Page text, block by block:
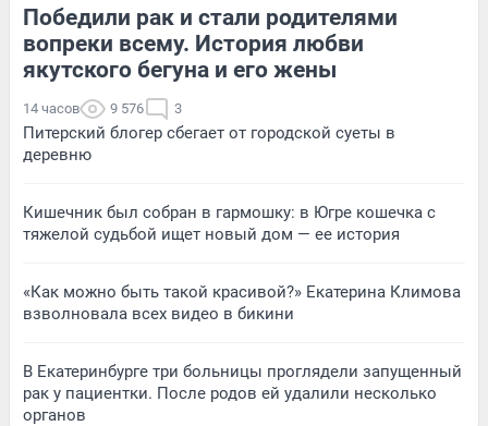
Победили рак и стали родителями
вопреки всему. История любви
якутского бегуна и его жены
14 часов 9 576 3
Питерский блогер сбегает от городской суеты в
деревню
Кишечник был собран в гармошку: в Югре кошечка с
тяжелой судьбой ищет новый дом — ее история
«Как можно быть такой красивой?» Екатерина Климова
взволновала всех видео в бикини
В Екатеринбурге три больницы проглядели запущенный
рак у пациентки. После родов ей удалили несколько
органов